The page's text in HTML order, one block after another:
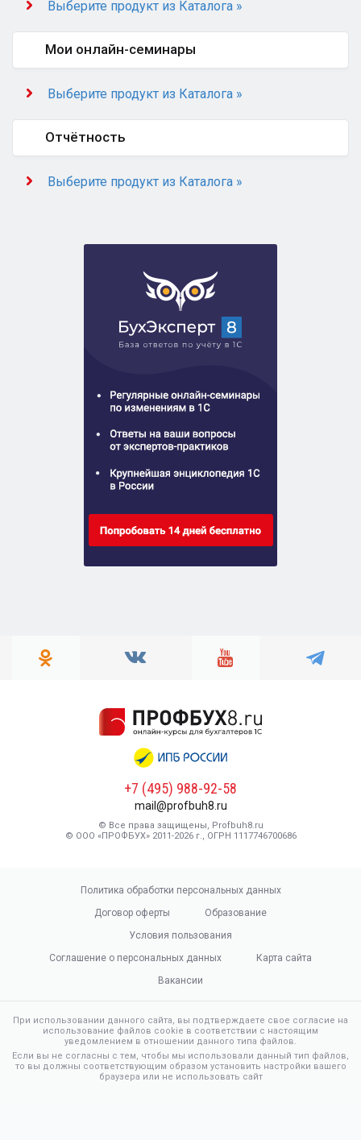
Выберите продукт из Каталога »
Мои онлайн-семинары
Выберите продукт из Каталога »
Отчётность
Выберите продукт из Каталога »
+7 (495) 988-92-58
mail@profbuh8.ru
© Все права защищены, Profbuh8.ru
© ООО «ПРОФБУХ» 2011-2026 г., ОГРН 1117746700686
Политика обработки персональных данных
Договор оферты
Образование
Условия пользования
Соглашение о персональных данных
Карта сайта
Вакансии
При использовании данного сайта, вы подтверждаете свое согласие на
использование файлов cookie в соответствии с настоящим
уведомлением в отношении данного типа файлов.
Если вы не согласны с тем, чтобы мы использовали данный тип файлов,
то вы должны соответствующим образом установить настройки вашего
браузера или не использовать сайт